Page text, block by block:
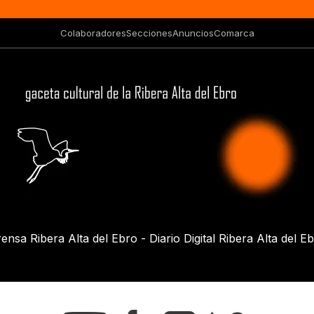
ColaboradoresSeccionesAnunciosComarca
Ribera Alta del Ebro - Diario Digital Ribera Alta del